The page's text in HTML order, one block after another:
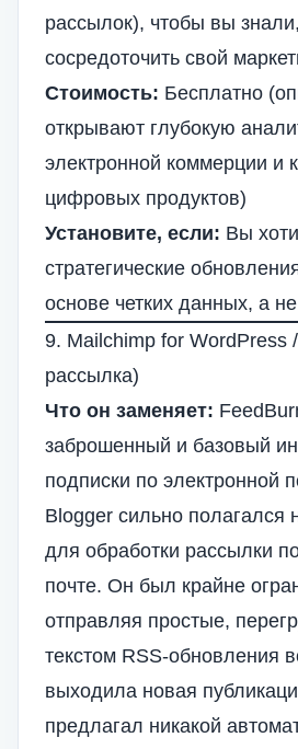
рассылок), чтобы вы
сосредоточить свой
Стоимость: Бесплатно
открывают глубокую
электронной коммерции и
цифровых продуктов)
Установите, если: Вы
стратегические
основе четких данных, а
9. Mailchimp for WordPress
рассылка)
Что он заменяет:
заброшенный и базовый
подписки по электронной
Blogger сильно полагался
для обработки рассылки
почте. Он был крайне
отправляя простые,
текстом RSS-обновления
выходила новая
предлагал никакой